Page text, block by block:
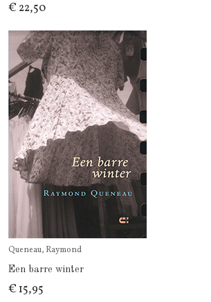
€ 22,50
Queneau, Raymond
Een barre winter
€ 15,95